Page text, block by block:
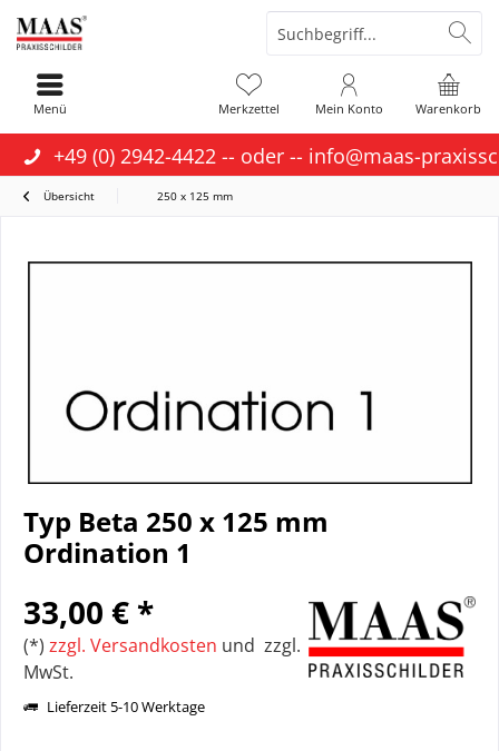
+49 (0) 2942-4422 -- oder -- info@maas-
Warenkorb
Merkzettel Mein Konto
Menü
Übersicht 250 x 125 mm
Typ Beta 250 x 125 mm
Ordination 1
33,00 € *
(*) zzgl. Versandkosten und zzgl.
MwSt.
Lieferzeit 5-10 Werktage